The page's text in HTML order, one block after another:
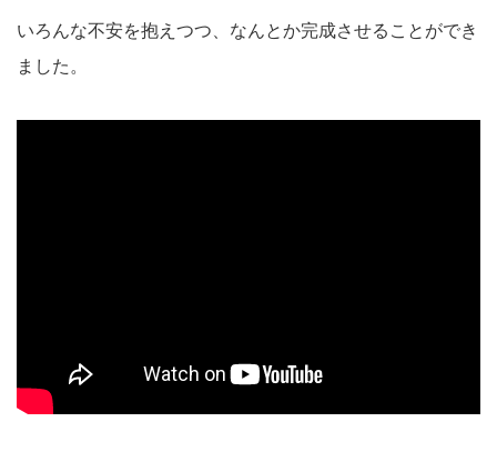
いろんな不安を抱えつつ、なんとか完成させることができ
ました。